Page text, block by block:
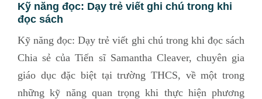
Kỹ năng đọc: Dạy trẻ viết ghi chú trong khi
đọc sách
Kỹ năng đọc: Dạy trẻ viết ghi chú trong khi đọc sách
Chia sẻ của Tiến sĩ Samantha Cleaver, chuyên gia
giáo dục đặc biệt tại trường THCS, về một trong
những kỹ năng quan trọng khi thực hiện phương